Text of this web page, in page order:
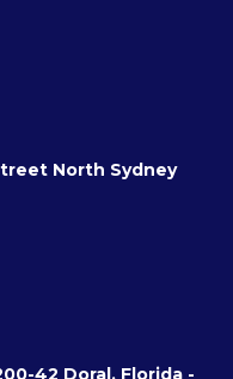
North Sydney